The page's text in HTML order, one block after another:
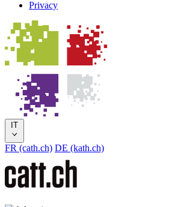
Privacy
IT
FR (cath.ch) DE (kath.ch)